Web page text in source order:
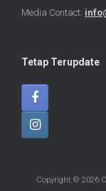
Media Contact:
Tetap Terupdate
Copyright © 2026